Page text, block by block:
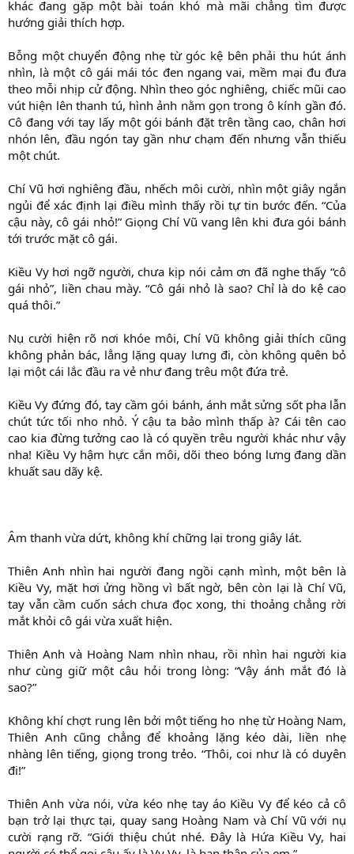
khác đang gặp một bài toán khó mà mãi chẳng tìm được
hướng giải thích hợp.
Bỗng một chuyển động nhẹ từ góc kệ bên phải thu hút ánh
nhìn, là một cô gái mái tóc đen ngang vai, mềm mại đu đưa
theo mỗi nhịp cử động. Nhìn theo góc nghiêng, chiếc mũi cao
vút hiện lên thanh tú, hình ảnh nằm gọn trong ô kính gần đó.
Cô đang với tay lấy một gói bánh đặt trên tầng cao, chân hơi
nhón lên, đầu ngón tay gần như chạm đến nhưng vẫn thiếu
một chút.
Chí Vũ hơi nghiêng đầu, nhếch môi cười, nhìn một giây ngắn
ngủi để xác định lại điều mình thấy rồi tự tin bước đến. “Của
cậu này, cô gái nhỏ!” Giọng Chí Vũ vang lên khi đưa gói bánh
tới trước mặt cô gái.
Kiều Vy hơi ngỡ người, chưa kịp nói cảm ơn đã nghe thấy “cô
gái nhỏ”, liền chau mày. “Cô gái nhỏ là sao? Chỉ là do kệ cao
quá thôi.”
Nụ cười hiện rõ nơi khóe môi, Chí Vũ không giải thích cũng
không phản bác, lẳng lặng quay lưng đi, còn không quên bỏ
lại một cái lắc đầu ra vẻ như đang trêu một đứa trẻ.
Kiều Vy đứng đó, tay cầm gói bánh, ánh mắt sửng sốt pha lẫn
chút tức tối nho nhỏ. Ý cậu ta bảo mình thấp à? Cái tên cao
cao kia đừng tưởng cao là có quyền trêu người khác như vậy
nha! Kiều Vy hậm hực cắn môi, dõi theo bóng lưng đang dần
khuất sau dãy kệ.
Âm thanh vừa dứt, không khí chững lại trong giây lát.
Thiên Anh nhìn hai người đang ngồi cạnh mình, một bên là
Kiều Vy, mặt hơi ửng hồng vì bất ngờ, bên còn lại là Chí Vũ,
tay vẫn cầm cuốn sách chưa đọc xong, thi thoảng chẳng rời
mắt khỏi cô gái vừa xuất hiện.
Thiên Anh và Hoàng Nam nhìn nhau, rồi nhìn hai người kia
như cùng giữ một câu hỏi trong lòng: “Vậy ánh mắt đó là
sao?”
Không khí chợt rung lên bởi một tiếng ho nhẹ từ Hoàng Nam,
Thiên Anh cũng chẳng để khoảng lặng kéo dài, liền nhẹ
nhàng lên tiếng, giọng trong trẻo. “Thôi, coi như là có duyên
đi!”
Thiên Anh vừa nói, vừa kéo nhẹ tay áo Kiều Vy để kéo cả cô
bạn trở lại thực tại, quay sang Hoàng Nam và Chí Vũ với nụ
cười rạng rỡ. “Giới thiệu chút nhé. Đây là Hứa Kiều Vy, hai